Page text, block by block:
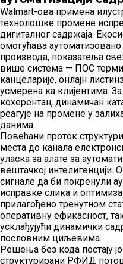
Walmart-ова примена
технолошке промене
дигиталног садржаја.
омогућава
производа, показатеља
више система — ПОС
канцеларије, онлајн
усмерена ка клијентима.
кохерентан, динамичан
реагује на промене у
данима.
Повећани проток
места до канала
уласка за алате за
вештачкој
сигнале да би покренули
исправке слика и
прилагођено тренутном
оперативну ефикасност,
усклађујући динамички
пословним циљевима.
Решења без кода постају
структурирани РФИД